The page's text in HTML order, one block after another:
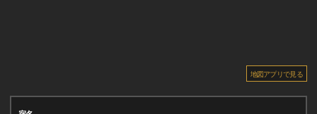
地図アプリで見る